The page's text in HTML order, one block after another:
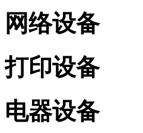
网络设备
打印设备
电器设备